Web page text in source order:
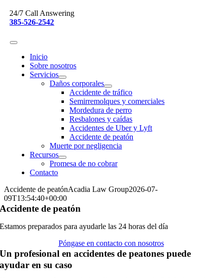
content
Inicio
Sobre nosotros
Servicios
Daños corporales
Accidente de tráfico
Semirremolques y comerciales
Mordedura de perro
Resbalones y caídas
Accidentes de Uber y Lyft
Accidente de peatón
Muerte por negligencia
Recursos
Promesa de no cobrar
Contacto
24/7 Call Answering
385-526-2542
Accidente de peatónAcadia Law Group2026-07-
09T13:54:40+00:00
Accidente de peatón
Estamos preparados para ayudarle las 24 horas del día
Póngase en contacto con nosotros
Un profesional en accidentes de peatones puede
ayudar en su caso